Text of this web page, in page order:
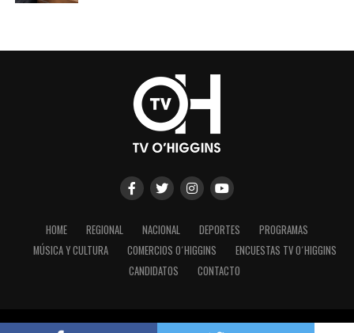
HOME REGIONAL NACIONAL DEPORTES
PROGRAMAS
MÚSICA Y CULTURA
COMERCIOS O´HIGGINS
ENCUESTAS TV O´HIGGINS
CANDIDATOS
CONTACTO